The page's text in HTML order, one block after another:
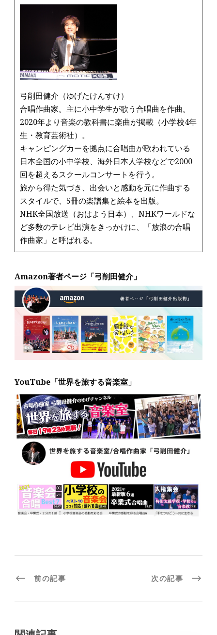
弓削田健介（ゆげたけんすけ）
合唱作曲家。主に小中学生が歌う合唱曲を作曲。
2020年より音楽の教科書に楽曲が掲載（小学校4年
生・教育芸術社）。
キャンピングカーを拠点に合唱曲が歌われている
日本全国の小中学校、海外日本人学校などで2000
回を超えるスクールコンサートを行う。
旅から得た気づき、出会いと感動を元に作曲する
スタイルで、5冊の楽譜集と絵本を出版。
NHK全国放送（おはよう日本）、NHKワールドな
ど多数のテレビ出演をきっかけに、「放浪の合唱
作曲家」と呼ばれる。
Amazon著者ページ「弓削田健介」
YouTube「世界を旅する音楽室」
前の記事 次の記事